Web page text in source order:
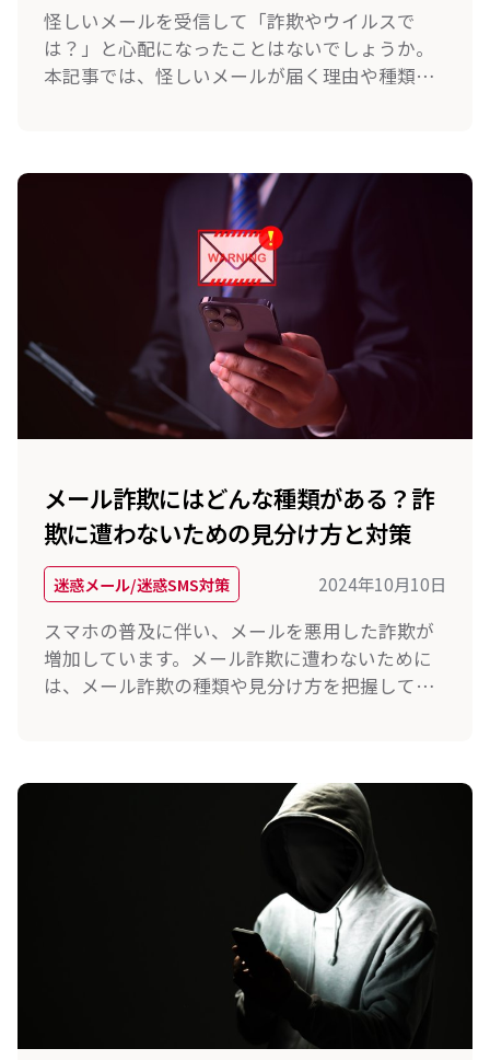
怪しいメールを受信して「詐欺やウイルスで
は？」と心配になったことはないでしょうか。
本記事では、怪しいメールが届く理由や種類、
メール詐欺にはどんな種類がある？詐
欺に遭わないための見分け方と対策
迷惑メール/迷惑SMS対策 2024年10月10日
スマホの普及に伴い、メールを悪用した詐欺が
増加しています。メール詐欺に遭わないために
は、メール詐欺の種類や見分け方を把握してお